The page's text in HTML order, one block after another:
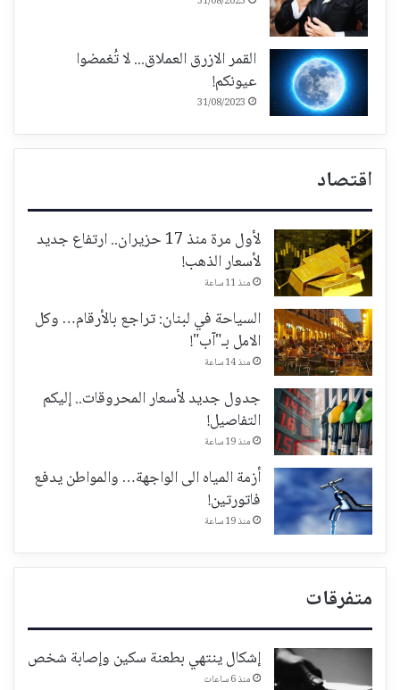
القمر الازرق العملاق... لا تُغمضوا
عيونكم!
31/08/2023
اقتصاد
لأول مرة منذ 17 حزيران.. ارتفاع جديد
لأسعار الذهب!
منذ 11 ساعة
السياحة في لبنان: تراجع بالأرقام… وكل
الامل بـ"آب"!
منذ 14 ساعة
جدول جديد لأسعار المحروقات.. إليكم
التفاصيل!
منذ 19 ساعة
أزمة المياه الى الواجهة… والمواطن يدفع
فاتورتين!
منذ 19 ساعة
متفرقات
إشكال ينتهي بطعنة سكين وإصابة شخص
منذ 6 ساعات